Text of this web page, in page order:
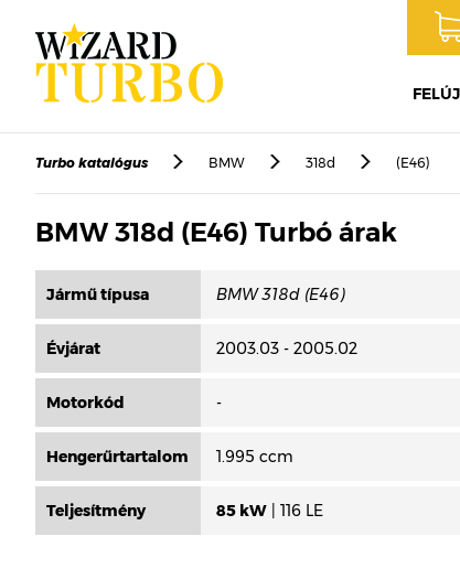
Turbo katalógus BMW 318d (E46)
BMW 318d (E46) Turbó árak
Jármű típusa
Évjárat 2003.03 - 2005.02
Motorkód -
Hengerűrtartalom 1.995 ccm
Teljesítmény 85 kW | 116 LE